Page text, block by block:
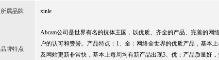
所属品牌 xinle
品牌特点
Abcam公司是世界有名的抗体王国，以优质、齐全的产品、完善的网
户的认可和赞誉。产品特点：1、全：网络全世界的优质产品，基本
及网站更新非常快，基本上每周均有新产品出现3、优：产品质量好